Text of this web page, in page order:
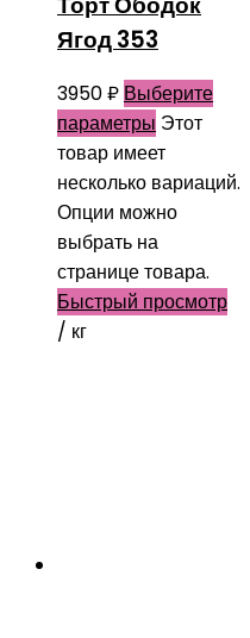
Ягод 353
3950₽ Выберите
параметры Этот
товар имеет
несколько вариаций.
Опции можно
выбрать на
странице товара.
Быстрый просмотр
/ кг